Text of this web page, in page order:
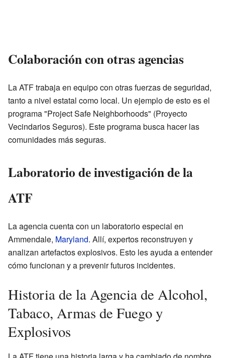
Colaboración con otras agencias
La ATF trabaja en equipo con otras fuerzas de seguridad,
tanto a nivel estatal como local. Un ejemplo de esto es el
programa "Project Safe Neighborhoods" (Proyecto
Vecindarios Seguros). Este programa busca hacer las
comunidades más seguras.
Laboratorio de investigación de la
ATF
La agencia cuenta con un laboratorio especial en
Ammendale, Maryland. Allí, expertos reconstruyen y
analizan artefactos explosivos. Esto les ayuda a entender
cómo funcionan y a prevenir futuros incidentes.
Historia de la Agencia de Alcohol,
Tabaco, Armas de Fuego y
Explosivos